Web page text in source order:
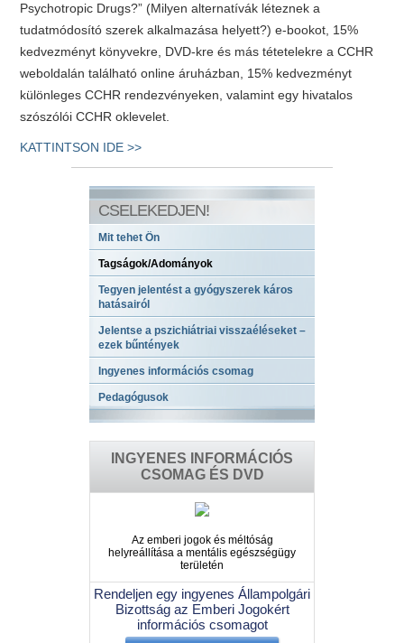
Psychotropic Drugs?” (Milyen alternatívák léteznek a
tudatmódosító szerek alkalmazása helyett?) e-bookot, 15%
kedvezményt könyvekre, DVD-kre és más tétetelekre a CCHR
weboldalán található online áruházban, 15% kedvezményt
különleges CCHR rendezvényeken, valamint egy hivatalos
szószólói CCHR oklevelet.
KATTINTSON IDE >>
CSELEKEDJEN!
Mit tehet Ön
Tagságok/Adományok
Tegyen jelentést a gyógyszerek káros
hatásairól
Jelentse a pszichiátriai visszaéléseket –
ezek bűntények
Ingyenes információs csomag
Pedagógusok
INGYENES INFORMÁCIÓS
CSOMAG ÉS DVD
Az emberi jogok és méltóság
helyreállítása a mentális egészségügy
területén
Rendeljen egy ingyenes Állampolgári
Bizottság az Emberi Jogokért
információs csomagot